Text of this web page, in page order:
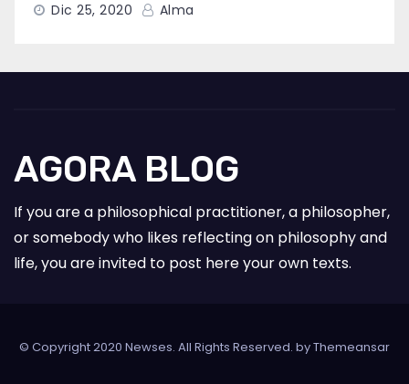
Dic 25, 2020 Alma
AGORA BLOG
If you are a philosophical practitioner, a philosopher,
or somebody who likes reflecting on philosophy and
life, you are invited to post here your own texts.
© Copyright 2020 Newses. All Rights Reserved. byThemeansar